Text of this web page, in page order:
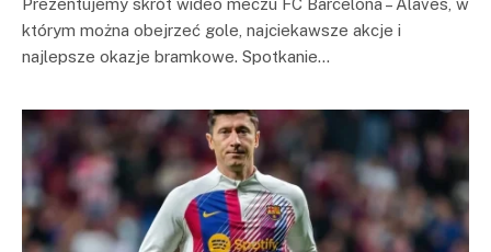
którym można obejrzeć gole, najciekawsze akcje i
najlepsze okazje bramkowe. Spotkanie…